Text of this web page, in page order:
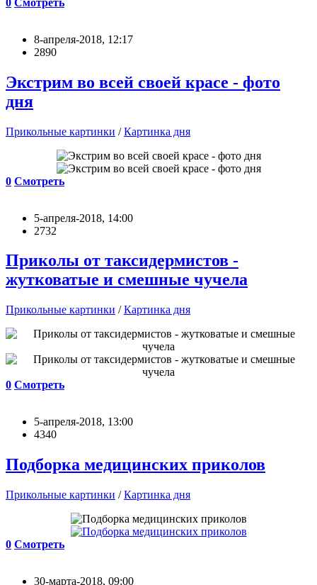
8-апреля-2018, 12:17
2890
Экстрим во всей своей красе - фото
дня
Прикольные картинки /Картинка дня
0 Смотреть
5-апреля-2018, 14:00
2732
Приколы от таксидермистов -
жутковатые и смешные чучела
Прикольные картинки /Картинка дня
0 Смотреть
5-апреля-2018, 13:00
4340
Подборка медицинских приколов
Прикольные картинки /Картинка дня
0 Смотреть
30-марта-2018, 09:00